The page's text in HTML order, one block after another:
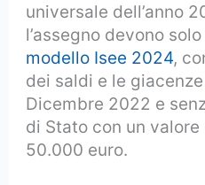
universale dell’anno
l’assegno devono
modello Isee 2024,
dei saldi e le
Dicembre 2022 e
di Stato con un
50.000 euro.